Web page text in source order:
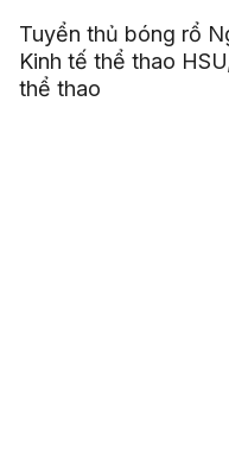
Tuyển thủ bóng rổ
Kinh tế thể thao
thể thao